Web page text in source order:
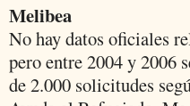
Melibea
No hay datos oficiales
pero entre 2004 y 2006
de 2.000 solicitudes